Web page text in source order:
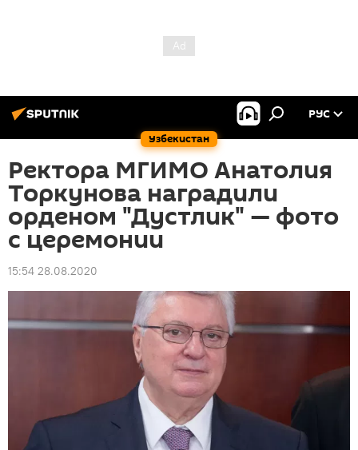
Узбекистан
РУС
Ректора МГИМО Анатолия
Торкунова наградили
орденом "Дустлик" — фото
с церемонии
15:54 28.08.2020